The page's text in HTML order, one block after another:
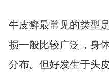
牛皮癣最常见的类型
损一般比较广泛，身
分布。但好发生于头